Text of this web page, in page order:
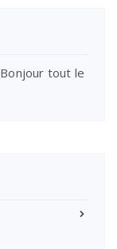
Bonjour tout le